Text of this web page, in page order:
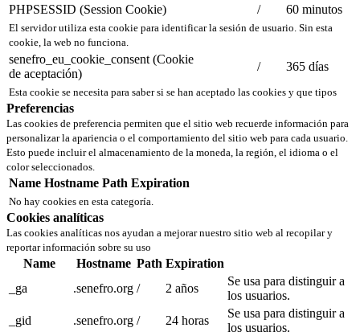
PHPSESSID (Session Cookie)
/ 60 minutos
El servidor utiliza esta cookie para identificar la sesión de usuario. Sin esta
cookie, la web no funciona.
senefro_eu_cookie_consent (Cookie
de aceptación)
/ 365 días
Esta cookie se necesita para saber si se han aceptado las cookies y que tipos
Preferencias
Las cookies de preferencia permiten que el sitio web recuerde información para
personalizar la apariencia o el comportamiento del sitio web para cada usuario.
Esto puede incluir el almacenamiento de la moneda, la región, el idioma o el
color seleccionados.
Name Hostname Path Expiration
No hay cookies en esta categoría.
Cookies analíticas
Las cookies analíticas nos ayudan a mejorar nuestro sitio web al recopilar y
reportar información sobre su uso
Name Hostname Path Expiration
_ga
.senefro.org / 2 años
Se usa para distinguir a
los usuarios.
_gid
.senefro.org / 24 horas
Se usa para distinguir a
los usuarios.